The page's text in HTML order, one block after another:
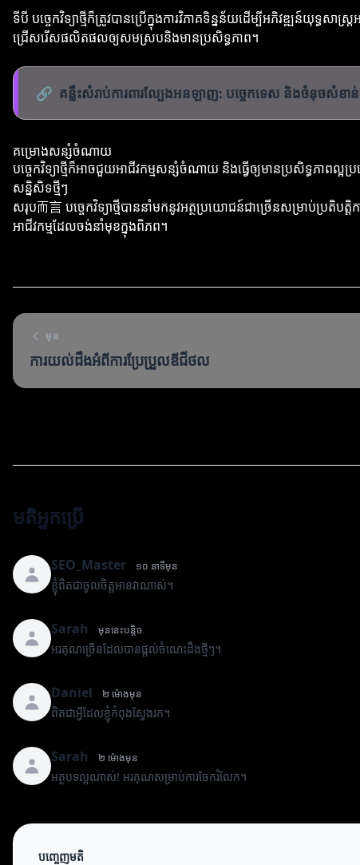
ទីបី បច្ចេកវិទ្យាថ្មីក៏ត្រូវបានប្រើក្នុងការវិភាគទិន្នន័យដើម្បីអភិវឌ្ឍន៍យុ
ជ្រើសរើសផលិតផលឲ្យសមស្របនិងមានប្រសិទ្ធភាព។
🔗 គន្លឹះសំរាប់ការពារល្បែងអនឡាញ: បច្ចេកទេស និងចំនុចសំខា
គម្រោងសន្សំចំណាយ
បច្ចេកវិទ្យាថ្មីក៏អាចជួយអាជីវកម្មសន្សំចំណាយ និងធ្វើឲ្យមានប្រសិទ្ធភាពល្អ
សន្និសិទថ្មីៗ
សរុប而言 បច្ចេកវិទ្យាថ្មីបាននាំមកនូវអត្ថប្រយោជន៍ជាច្រើនសម្រាប់ប្រតិប
អាជីវកម្មដែលចង់នាំមុខក្នុងពិភព។
មុន
ការយល់ដឹងអំពីការប្រែប្រួលឌីជីថល
មតិអ្នកប្រើ
SEO_Master ១០ នាទីមុន
ខ្ញុំពិតជាចូលចិត្តអានវាណាស់។
Sarah មុននេះបន្តិច
អរគុណច្រើនដែលបានផ្តល់ចំណេះដឹងថ្មីៗ។
Daniel ២ ម៉ោងមុន
ពិតជាអ្វីដែលខ្ញុំកំពុងស្វែងរក។
Sarah ២ ម៉ោងមុន
អត្ថបទល្អណាស់! អរគុណសម្រាប់ការចែករំលែក។
បញ្ចេញមតិ